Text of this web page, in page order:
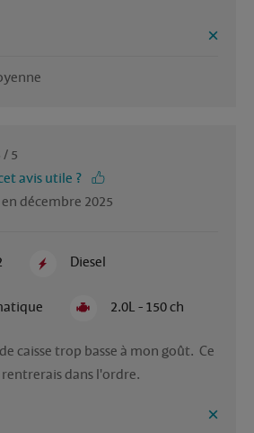
/ 5
avis utile ?
décembre 2025
Diesel
2.0L - 150 ch
caisse trop basse à mon goût.  Ce
dans l'ordre.